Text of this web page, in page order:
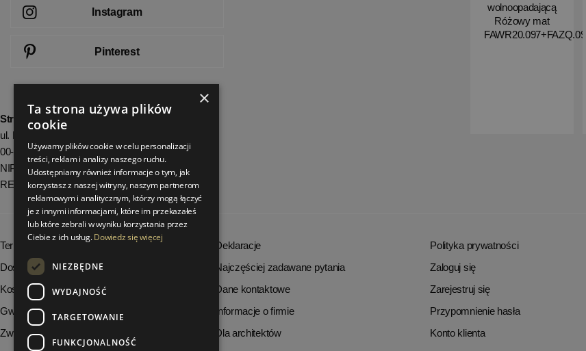
wolnoopadającą
Różowy mat
FAWR20.097+FAZQ.097
Instagram
Pinterest
StrefaLuksusu.pl
ul. Bartycka 24/26 Pawilon 227
00-716 Warszawa
NIP: 8251972213
REGON: 06035139
Terminy realizacji zamówień
Dostępność produktów
Koszty dostawy
Gwarancja i serwis
Zwrot towaru
Deklaracje
Najczęściej zadawane pytania
Dane kontaktowe
Informacje o firmie
Dla architektów
Polityka prywatności
Zaloguj się
Zarejestruj się
Przypomnienie hasła
Konto klienta
×
Ta strona używa plików
cookie
Używamy plików cookie w celu personalizacji
treści, reklam i analizy naszego ruchu.
Udostępniamy również informacje o tym, jak
korzystasz z naszej witryny, naszym partnerom
reklamowym i analitycznym, którzy mogą łączyć
je z innymi informacjami, które im przekazałeś
lub które zebrali w wyniku korzystania przez
Ciebie z ich usług.Dowiedz się więcej
NIEZBĘDNE
WYDAJNOŚĆ
TARGETOWANIE
FUNKCJONALNOŚĆ